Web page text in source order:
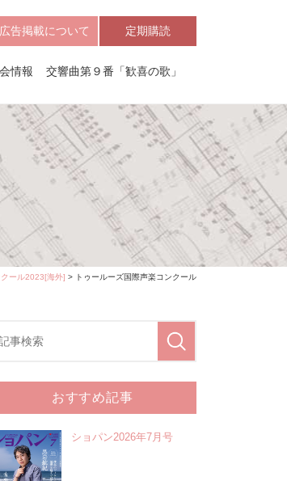
広告掲載について 定期購読
情報 交響曲第９番「歓喜の歌」
クール2023[海外] > トゥールーズ国際声楽コンクール
おすすめ記事
ショパン2026年7月号